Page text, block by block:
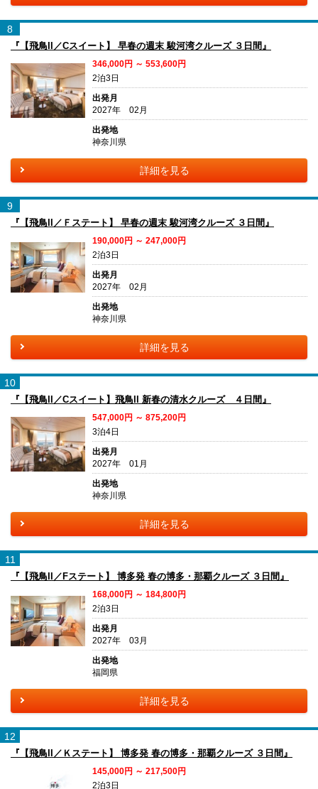
8
『【飛鳥II／Cスイート】 早春の週末 駿河湾クルーズ ３日間』
346,000円 ～ 553,600円
2泊3日
出発月
2027年 02月
出発地
神奈川県
詳細を見る
9
『【飛鳥II／Ｆステート】 早春の週末 駿河湾クルーズ ３日間』
190,000円 ～ 247,000円
2泊3日
出発月
2027年 02月
出発地
神奈川県
詳細を見る
10
『【飛鳥II／Cスイート】飛鳥II 新春の清水クルーズ ４日間』
547,000円 ～ 875,200円
3泊4日
出発月
2027年 01月
出発地
神奈川県
詳細を見る
11
『【飛鳥II／Fステート】 博多発 春の博多・那覇クルーズ ３日間』
168,000円 ～ 184,800円
2泊3日
出発月
2027年 03月
出発地
福岡県
詳細を見る
12
『【飛鳥II／Ｋステート】 博多発 春の博多・那覇クルーズ ３日間』
145,000円 ～ 217,500円
2泊3日